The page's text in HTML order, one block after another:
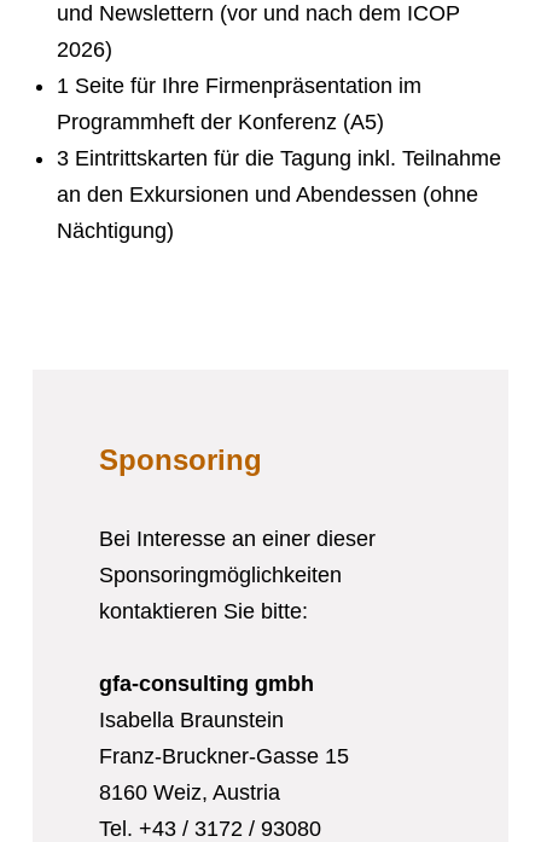
und Newslettern (vor und nach dem ICOP
2026)
1 Seite für Ihre Firmenpräsentation im
Programmheft der Konferenz (A5)
3 Eintrittskarten für die Tagung inkl. Teilnahme
an den Exkursionen und Abendessen (ohne
Nächtigung)
Sponsoring
Bei Interesse an einer dieser
Sponsoringmöglichkeiten
kontaktieren Sie bitte:
gfa-consulting gmbh
Isabella Braunstein
Franz-Bruckner-Gasse 15
8160 Weiz, Austria
Tel. +43 / 3172 / 93080